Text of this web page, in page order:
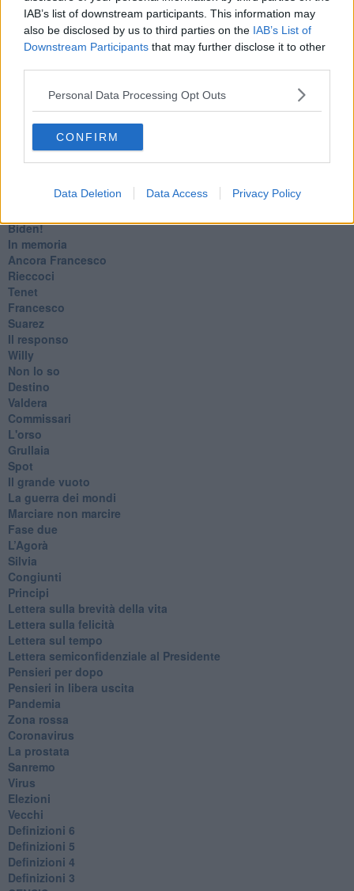
IAB’s list of downstream participants. This information may
also be disclosed by us to third parties on the IAB’s List of
Downstream Participants that may further disclose it to other
Personal Data Processing Opt Outs
CONFIRM
Data Deletion Data Access Privacy Policy
​Vaccine Easing
No profit
Dragonheart
Con-ter?
​Con-te
L'amico
​L’anno del vaccino
Giulio Regeni
​Il rosario
Paolo Rossi
​Biden!
In memoria
​Ancora Francesco
Rieccoci
Tenet
Francesco
Suarez
​Il responso
Willy
Non lo so
Destino
Valdera
Commissari
L'orso
Grullaia
Spot
​Il grande vuoto
​La guerra dei mondi
Marciare non marcire
Fase due
L’Agorà
Silvia
Congiunti
Principi
​Lettera sulla brevità della vita
​Lettera sulla felicità
​Lettera sul tempo
Lettera semiconfidenziale al Presidente
Pensieri per dopo
​Pensieri in libera uscita
Pandemia
Zona rossa
Coronavirus
La prostata
Sanremo
Virus
Elezioni
Vecchi
Definizioni 6
Definizioni 5
Definizioni 4
Definizioni 3